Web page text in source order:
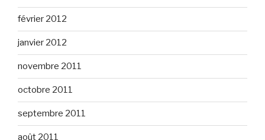
février 2012
janvier 2012
novembre 2011
octobre 2011
septembre 2011
août 2011